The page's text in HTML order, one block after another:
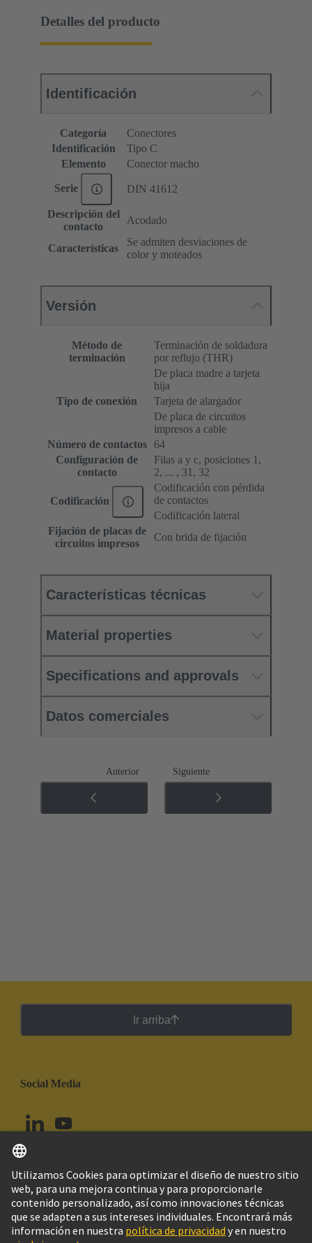
Detalles del producto
Identificación
Categoría
Conectores
Identificación
Tipo C
Elemento
Conector macho
Serie DIN 41612
Descripción del
contacto
Acodado
Características
Se admiten desviaciones de
color y moteados
Versión
Método de
terminación
Terminación de soldadura
por reflujo (THR)
Tipo de conexión
De placa madre a tarjeta
hija
Tarjeta de alargador
De placa de circuitos
impresos a cable
Número de contactos
64
Configuración de
contacto
Filas a y c, posiciones 1,
2, ... , 31, 32
Codificación
Codificación con pérdida
de contactos
Codificación lateral
Fijación de placas de
circuitos impresos
Con brida de fijación
Características técnicas
Material properties
Specifications and approvals
Datos comerciales
Anterior Siguiente
Ir arriba
Social Media
Perú Español